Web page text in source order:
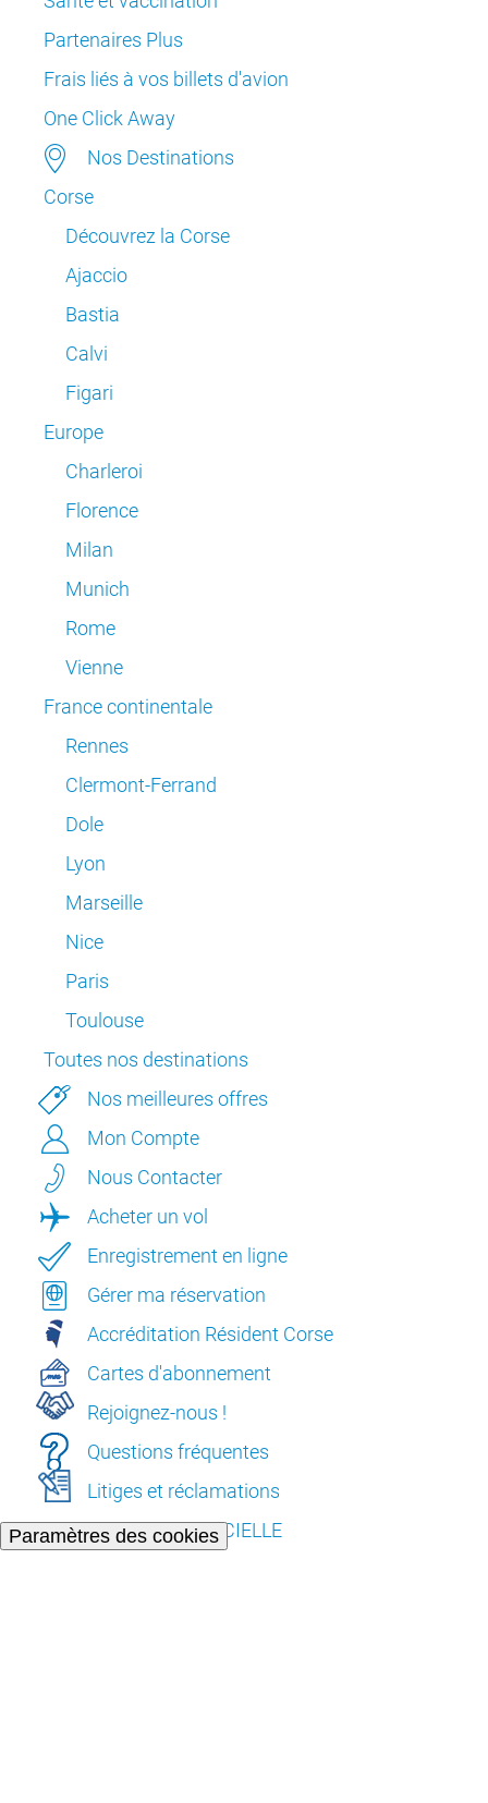
Paramètres des cookies
Partenaires Plus
Frais liés à vos billets d'avion
One Click Away
Nos Destinations
Corse
Découvrez la Corse
Ajaccio
Bastia
Calvi
Figari
Europe
Charleroi
Florence
Milan
Munich
Rome
Vienne
France continentale
Rennes
Clermont-Ferrand
Dole
Lyon
Marseille
Nice
Paris
Toulouse
Toutes nos destinations
Nos meilleures offres
Mon Compte
Nous Contacter
Acheter un vol
Enregistrement en ligne
Gérer ma réservation
Accréditation Résident Corse
Cartes d'abonnement
Rejoignez-nous !
Questions fréquentes
Litiges et réclamations
L’INTELLIGENCE ARTIFICIELLE